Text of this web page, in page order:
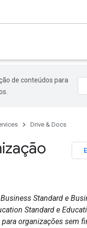
de conteúdos para
Drive & Docs
Standard e
Standard e
organizações sem